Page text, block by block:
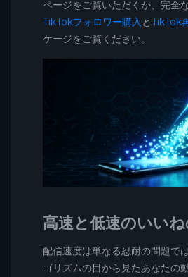
ページをご覧いただくか、完全
TikTokフォロワー購入 とTikTok
ケージをご覧ください。
高速と低速のいい
配信速度は単なる忍耐の問題で
ゴリズムの目から見たあなたの